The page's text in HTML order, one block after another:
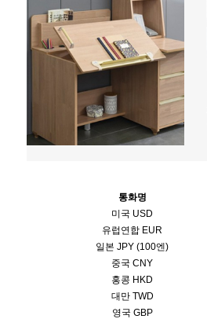
통화명
미국 USD
유럽연합 EUR
일본 JPY (100엔)
중국 CNY
홍콩 HKD
대만 TWD
영국 GBP